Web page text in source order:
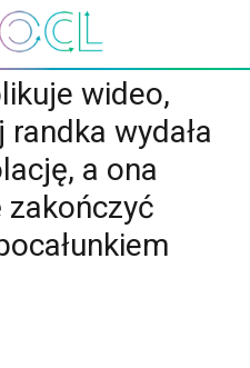
wideo,
wydała
a ona
zakończyć